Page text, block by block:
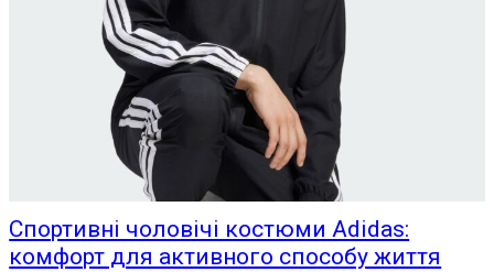
Спортивні чоловічі костюми Adidas:
комфорт для активного способу життя